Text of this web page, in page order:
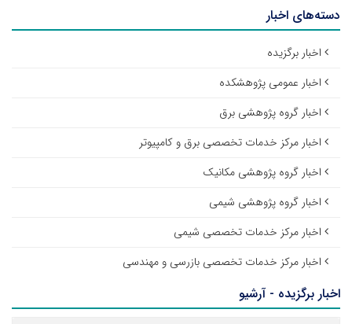
دسته‌های اخبار
اخبار برگزیده
اخبار عمومی پژوهشکده
اخبار گروه پژوهشی برق
اخبار مرکز خدمات تخصصی برق و کامپیوتر
اخبار گروه پژوهشی مکانیک
اخبار گروه پژوهشی شیمی
اخبار مرکز خدمات تخصصی شیمی
اخبار مرکز خدمات تخصصی بازرسی و مهندسی
اخبار برگزیده - آرشیو